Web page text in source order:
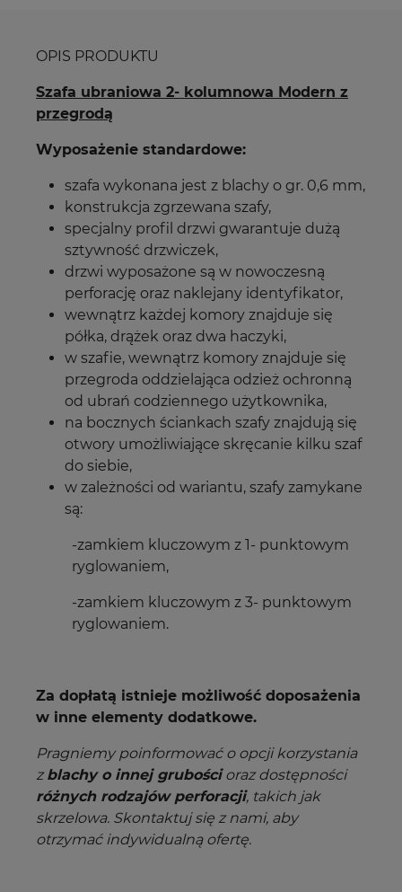
OPIS PRODUKTU
Szafa ubraniowa 2- kolumnowa Modern z
przegrodą
Wyposażenie standardowe:
szafa wykonana jest z blachy o gr. 0,6 mm,
konstrukcja zgrzewana szafy,
specjalny profil drzwi gwarantuje dużą
sztywność drzwiczek,
drzwi wyposażone są w nowoczesną
perforację oraz naklejany identyfikator,
wewnątrz każdej komory znajduje się
półka, drążek oraz dwa haczyki,
w szafie, wewnątrz komory znajduje się
przegroda oddzielająca odzież ochronną
od ubrań codziennego użytkownika,
na bocznych ściankach szafy znajdują się
otwory umożliwiające skręcanie kilku szaf
do siebie,
w zależności od wariantu, szafy zamykane
są:
-zamkiem kluczowym z 1- punktowym
ryglowaniem,
-zamkiem kluczowym z 3- punktowym
ryglowaniem.
Za dopłatą istnieje możliwość doposażenia
w inne elementy dodatkowe.
Pragniemy poinformować o opcji korzystania
z blachy o innej grubościoraz dostępności
różnych rodzajów perforacji, takich jak
skrzelowa. Skontaktuj się z nami, aby
otrzymać indywidualną ofertę.